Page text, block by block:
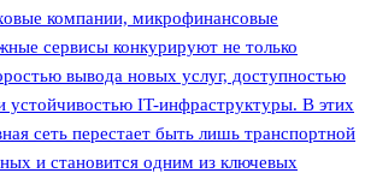
компании, микрофинансовые
сервисы конкурируют не только
вывода новых услуг, доступностью
устойчивостью IT-инфраструктуры. В этих
сеть перестает быть лишь транспортной
и становится одним из ключевых